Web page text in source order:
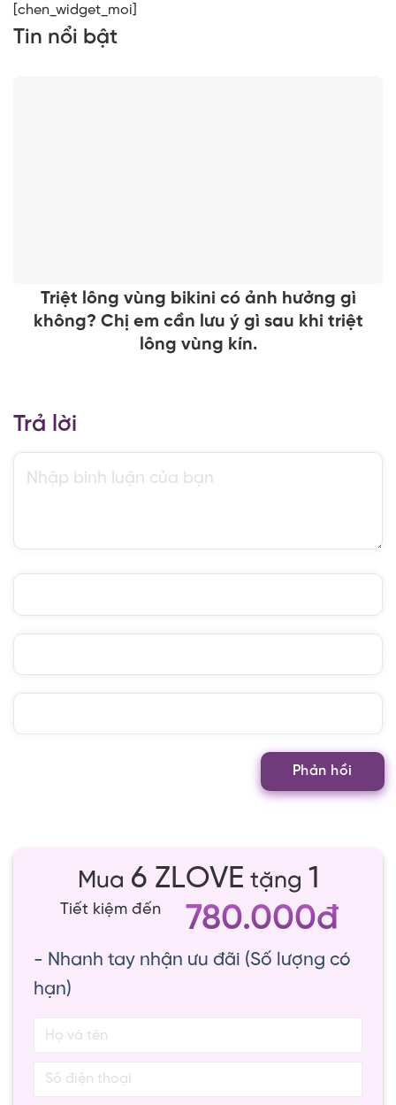
[chen_widget_moi]
Tin nổi bật
Triệt lông vùng bikini có ảnh hưởng gì
không? Chị em cần lưu ý gì sau khi triệt
lông vùng kín.
Trả lời
Mua 6 ZLOVE tặng 1
Tiết kiệm đến 780.000đ
- Nhanh tay nhận ưu đãi (Số lượng có
hạn)